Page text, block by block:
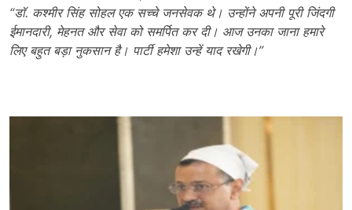
“डॉ. कश्मीर सिंह सोहल एक सच्चे जनसेवक थे। उन्होंने अपनी पूरी जिंदगी
ईमानदारी, मेहनत और सेवा को समर्पित कर दी। आज उनका जाना हमारे
लिए बहुत बड़ा नुकसान है। पार्टी हमेशा उन्हें याद रखेगी।”